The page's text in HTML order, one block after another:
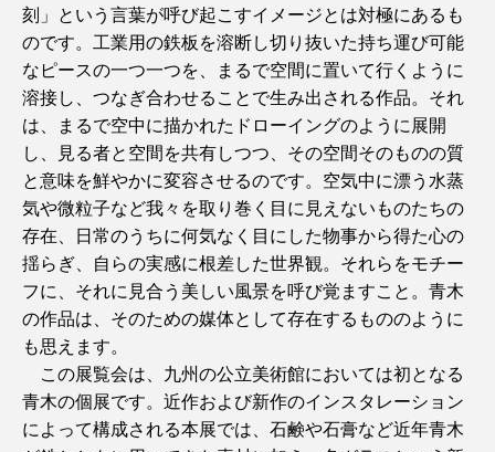
刻」という言葉が呼び起こすイメージとは対極にあるも
のです。工業用の鉄板を溶断し切り抜いた持ち運び可能
なピースの一つ一つを、まるで空間に置いて行くように
溶接し、つなぎ合わせることで生み出される作品。それ
は、まるで空中に描かれたドローイングのように展開
し、見る者と空間を共有しつつ、その空間そのものの質
と意味を鮮やかに変容させるのです。空気中に漂う水蒸
気や微粒子など我々を取り巻く目に見えないものたちの
存在、日常のうちに何気なく目にした物事から得た心の
揺らぎ、自らの実感に根差した世界観。それらをモチー
フに、それに見合う美しい風景を呼び覚ますこと。青木
の作品は、そのための媒体として存在するもののように
も思えます。
この展覧会は、九州の公立美術館においては初となる
青木の個展です。近作および新作のインスタレーション
によって構成される本展では、石鹸や石膏など近年青木